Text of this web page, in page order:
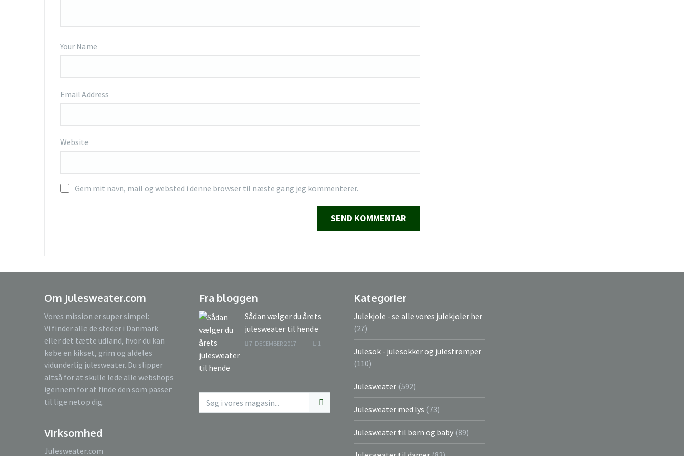
Your Name
Email Address
Website
Gem mit navn, mail og websted i denne browser til næste gang jeg kommenterer.
Om Julesweater.com
Vores mission er super simpel:
Vi finder alle de steder i Danmark
eller det tætte udland, hvor du kan
købe en kikset, grim og aldeles
vidunderlig julesweater. Du slipper
altså for at skulle lede alle webshops
igennem for at finde den som passer
til lige netop dig.
Virksomhed
Julesweater.com
Fra bloggen
Sådan vælger du årets
julesweater til hende
7. DECEMBER 2017 1
Kategorier
Julekjole - se alle vores julekjoler her
(27)
Julesok - julesokker og julestrømper
(110)
Julesweater (592)
Julesweater med lys (73)
Julesweater til børn og baby (89)